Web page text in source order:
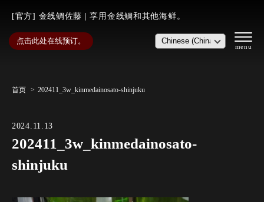
[官方] 金线鲷佐藤 | 享用金线鲷和其他海鲜。
点击此处在线预订。
首页 202411_3w_kinmedainosato-shinjuku
2024.11.13
202411_3w_kinmedainosato-
shinjuku